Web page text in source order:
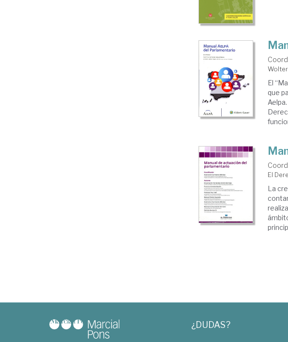
El
que
El
La
¿DUDAS?